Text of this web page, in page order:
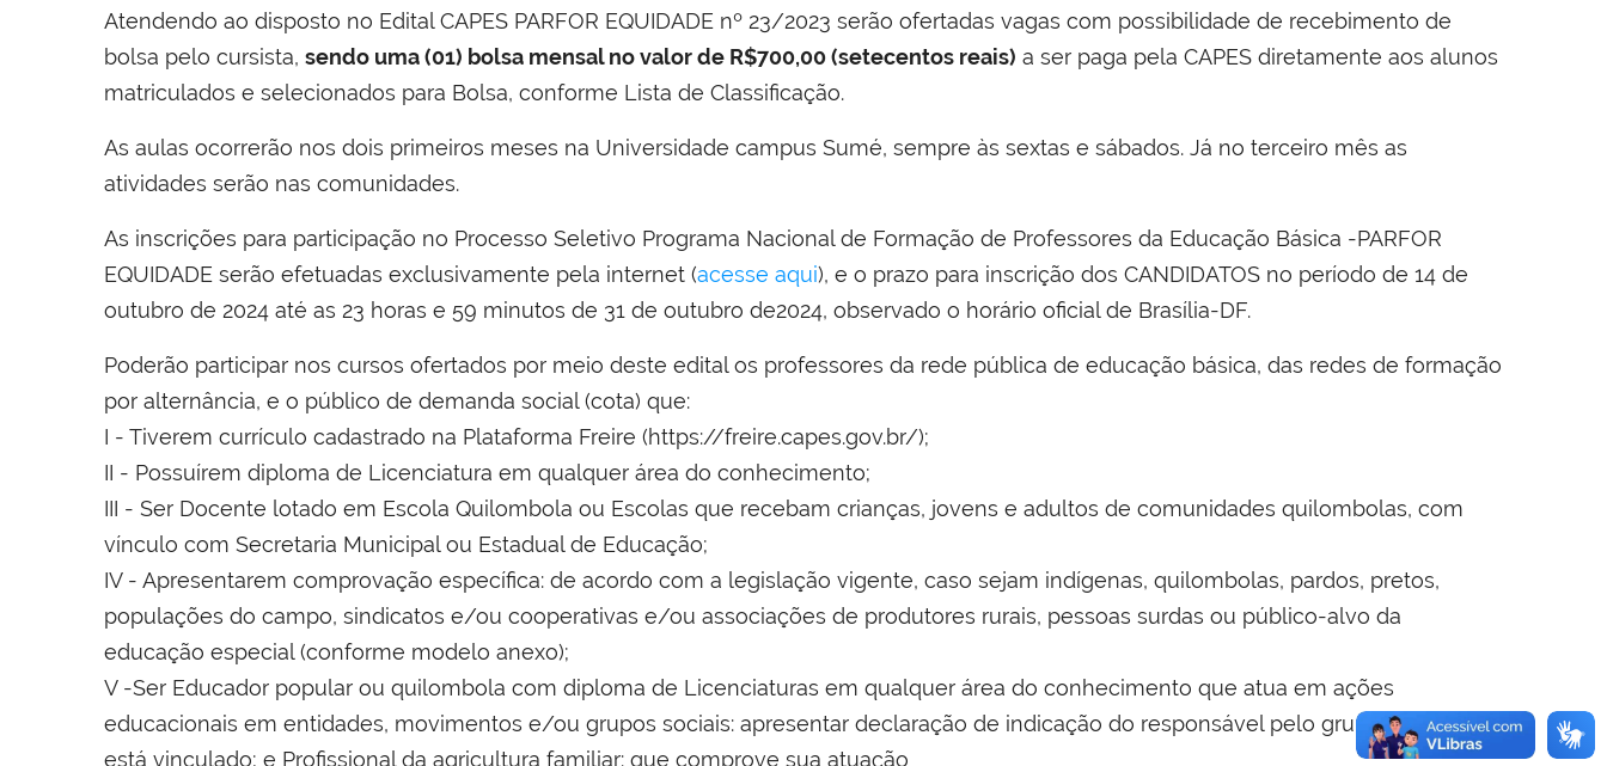
Atendendo ao disposto no Edital CAPES PARFOR EQUIDADE nº 23/2023 serão ofertadas vagas com possibilidade de recebimento de
bolsa pelo cursista, sendo uma (01) bolsa mensal no valor de R$700,00 (setecentos reais) a ser paga pela CAPES diretamente aos alunos
matriculados e selecionados para Bolsa, conforme Lista de Classificação.
As aulas ocorrerão nos dois primeiros meses na Universidade campus Sumé, sempre às sextas e sábados. Já no terceiro mês as
atividades serão nas comunidades.
As inscrições para participação no Processo Seletivo Programa Nacional de Formação de Professores da Educação Básica -PARFOR
EQUIDADE serão efetuadas exclusivamente pela internet (acesse aqui), e o prazo para inscrição dos CANDIDATOS no período de 14 de
outubro de 2024 até as 23 horas e 59 minutos de 31 de outubro de2024, observado o horário oficial de Brasília-DF.
Poderão participar nos cursos ofertados por meio deste edital os professores da rede pública de educação básica, das redes de formação
por alternância, e o público de demanda social (cota) que:
I - Tiverem currículo cadastrado na Plataforma Freire (https://freire.capes.gov.br/);
II - Possuírem diploma de Licenciatura em qualquer área do conhecimento;
III - Ser Docente lotado em Escola Quilombola ou Escolas que recebam crianças, jovens e adultos de comunidades quilombolas, com
vínculo com Secretaria Municipal ou Estadual de Educação;
IV - Apresentarem comprovação específica: de acordo com a legislação vigente, caso sejam indígenas, quilombolas, pardos, pretos,
populações do campo, sindicatos e/ou cooperativas e/ou associações de produtores rurais, pessoas surdas ou público-alvo da
educação especial (conforme modelo anexo);
V -Ser Educador popular ou quilombola com diploma de Licenciaturas em qualquer área do conhecimento que atua em ações
educacionais em entidades, movimentos e/ou grupos sociais: apresentar declaração de indicação do responsável pelo grupo ao qual
está vinculado; e Profissional da agricultura familiar: que comprove sua atuação